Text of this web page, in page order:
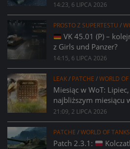
14:23, 6 LIPCA 2026
PROSTO Z SUPERTESTU /
VK 45.01 (P) –
z Girls und Panzer?
14:15, 6 LIPCA 2026
LEAK/ PATCHE /WORLD
Miesiąc w WoT:
najbliższym miesiącu
21:09, 2 LIPCA 2026
PATCHE /WORLD OF TANKS
Patch 2.3.1: